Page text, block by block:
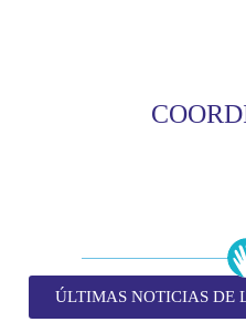
ÚLTIMAS NOTICIAS DE